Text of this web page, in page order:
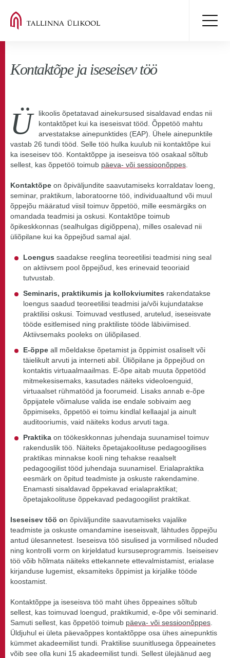
Kontaktõpe ja iseseisev töö
Ü
likoolis õpetatavad ainekursused sisaldavad endas nii
kontaktõpet kui ka iseseisvat tööd. Õppetöö mahtu
arvestatakse ainepunktides (EAP). Ühele ainepunktile
vastab 26 tundi tööd. Selle töö hulka kuulub nii kontaktõpe kui
ka iseseisev töö. Kontaktõppe ja iseseisva töö osakaal sõltub
sellest, kas õppetöö toimub päeva- või sessioonõppes
Kontaktõpe on õpiväljundite saavutamiseks korraldatav loeng,
seminar, praktikum, laboratoorne töö, individuaaltund või muul
õppejõu määratud viisil toimuv õppetöö, mille eesmärgiks on
omandada teadmisi ja oskusi. Kontaktõpe toimub
õpikeskkonnas (sealhulgas digiõppena), milles osalevad nii
üliõpilane kui ka õppejõud samal ajal.
Loengus saadakse reeglina teoreetilisi teadmisi ning seal
on aktiivsem pool õppejõud, kes erinevaid teooriaid
tutvustab.
Seminaris, praktikumis ja kollokviumites rakendatakse
loengus saadud teoreetilisi teadmisi ja/või kujundatakse
praktilisi oskusi. Toimuvad vestlused, arutelud, iseseisvate
tööde esitlemised ning praktiliste tööde läbiviimised.
Aktiivsemaks pooleks on üliõpilased.
E-õppe all mõeldakse õpetamist ja õppimist osaliselt või
täielikult arvuti ja interneti abil. Üliõpilane ja õppejõud on
kontaktis virtuaalmaailmas. E-õpe aitab muuta õppetööd
mitmekesisemaks, kasutades näiteks videoloenguid,
virtuaalset rühmatööd ja foorumeid. Lisaks annab e-õpe
õppijatele võimaluse valida ise endale sobivaim aeg
õppimiseks, õppetöö ei toimu kindlal kellaajal ja ainult
auditooriumis, vaid näiteks kodus arvuti taga.
Praktika on töökeskkonnas juhendaja suunamisel toimuv
rakenduslik töö. Näiteks õpetajakoolituse pedagoogilises
praktikas minnakse kooli ning tehakse reaalselt
pedagoogilist tööd juhendaja suunamisel. Erialapraktika
eesmärk on õpitud teadmiste ja oskuste rakendamine.
Enamasti sisaldavad õppekavad erialapraktikat;
õpetajakoolituse õppekavad pedagoogilist praktikat.
Iseseisev töö on õpiväljundite saavutamiseks vajalike
teadmiste ja oskuste omandamine iseseisvalt, lähtudes õppejõu
antud ülesannetest. Iseseisva töö sisulised ja vormilised nõuded
ning kontrolli vorm on kirjeldatud kursuseprogrammis. Iseiseisev
töö võib hõlmata näiteks ettekannete ettevalmistamist, erialase
kirjanduse lugemist, eksamiteks õppimist ja kirjalike tööde
koostamist.
Kontaktõppe ja iseseisva töö maht ühes õppeaines sõltub
sellest, kas toimuvad loengud, praktikumid, e-õpe või seminarid.
Samuti sellest, kas õppetöö toimub päeva- või sessioonõppes
Üldjuhul ei ületa päevaõppes kontaktõppe osa ühes ainepunktis
kümmet akadeemilist tundi. Praktilise suunitlusega õppeainetes
võib see olla kuni 15 akadeemilist tundi. Sellest ülejäänud aeg